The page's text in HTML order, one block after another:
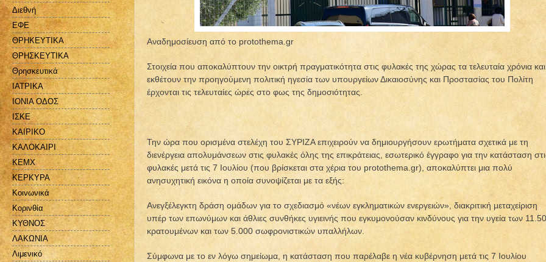
Αναδημοσίευση από το protothema.gr
Στοιχεία που αποκαλύπτουν την οικτρή πραγματικότητα στις φυλακές της χώρας τα τελευταία χρόνια και
εκθέτουν την προηγούμενη πολιτική ηγεσία των υπουργείων Δικαιοσύνης και Προστασίας του Πολίτη
έρχονται τις τελευταίες ώρες στο φως της δημοσιότητας.
Την ώρα που ορισμένα στελέχη του ΣΥΡΙΖΑ επιχειρούν να δημιουργήσουν ερωτήματα σχετικά με τη
διενέργεια απολυμάνσεων στις φυλακές όλης της επικράτειας, εσωτερικό έγγραφο για την κατάσταση
φυλακές μετά τις 7 Ιουλίου (που βρίσκεται στα χέρια του protothema.gr), αποκαλύπτει μια πολύ
ανησυχητική εικόνα η οποία συνοψίζεται με τα εξής:
Ανεγξέλεγκτη δράση ομάδων για το σχεδιασμό «νέων εγκληματικών ενεργειών», διακριτική μεταχείριση
υπέρ των επωνύμων και άθλιες συνθήκες υγιεινής που εγκυμονούσαν κινδύνους για την υγεία των
κρατουμένων και των 5.000 σωφρονιστικών υπαλλήλων.
Σύμφωνα με το εν λόγω σημείωμα, η κατάσταση που παρέλαβε η νέα κυβέρνηση μετά τις 7 Ιουλίου
Διεθνή
ΕΦΕ
ΘΡΗΚΕΥΤΙΚΑ
ΘΡΗΣΚΕΥΤΙΚΑ
Θρησκευτικά
ΙΑΤΡΙΚΑ
ΙΟΝΙΑ ΟΔΟΣ
ΙΣΚΕ
ΚΑΙΡΙΚΟ
ΚΑΛΟΚΑΙΡΙ
ΚΕΜΧ
ΚΕΡΚΥΡΑ
Κοινωνικά
Κορινθία
ΚΥΘΝΟΣ
ΛΑΚΩΝΙΑ
Λιμενικό